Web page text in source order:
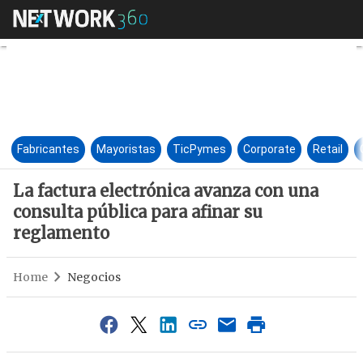
La factura electrónica
Fabricantes Mayoristas TicPymes Corporate Retail
La factura electrónica avanza con una
consulta pública para afinar su
reglamento
Home Negocios